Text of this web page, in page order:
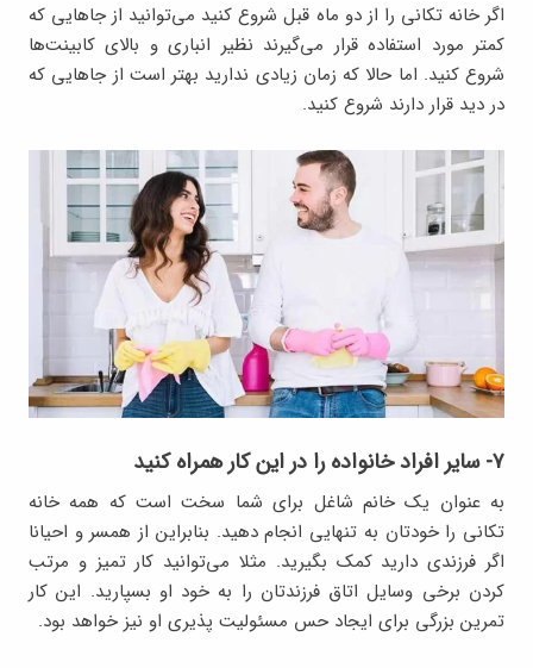
اگر خانه تکانی را از دو ماه قبل شروع کنید می‌توانید از جاهایی که
کمتر مورد استفاده قرار می‌گیرند نظیر انباری و بالای کابینت‌ها
شروع کنید. اما حالا که زمان زیادی ندارید بهتر است از جاهایی که
در دید قرار دارند شروع کنید.
۷- سایر افراد خانواده را در این کار همراه کنید
به عنوان یک خانم شاغل برای شما سخت است که همه خانه
تکانی را خودتان به تنهایی انجام دهید. بنابراین از همسر و احیانا
اگر فرزندی دارید کمک بگیرید. مثلا می‌توانید کار تمیز و مرتب
کردن برخی وسایل اتاق فرزندتان را به خود او بسپارید. این کار
تمرین بزرگی برای ایجاد حس مسئولیت پذیری او نیز خواهد بود.